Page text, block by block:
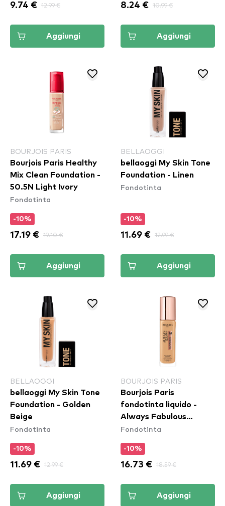
9.74 € 12.99 €
Aggiungi
8.24 € 10.99 €
Aggiungi
BOURJOIS PARIS
Bourjois Paris Healthy
Mix Clean Foundation -
50.5N Light Ivory
Fondotinta
-10%
17.19 € 19.10 €
Aggiungi
BELLAOGGI
bellaoggi My Skin Tone
Foundation - Linen
Fondotinta
-10%
11.69 € 12.99 €
Aggiungi
BELLAOGGI
bellaoggi My Skin Tone
Foundation - Golden
Beige
Fondotinta
-10%
11.69 € 12.99 €
Aggiungi
BOURJOIS PARIS
Bourjois Paris
fondotinta liquido -
Always Fabulous
Foundation - 310 Beige
Fondotinta
-10%
16.73 € 18.59 €
Aggiungi